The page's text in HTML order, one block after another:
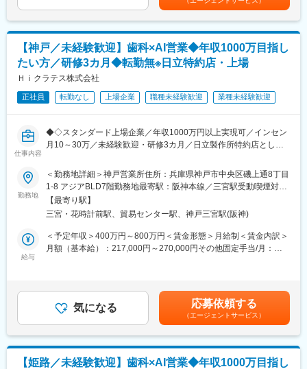
OJTで知識をつけていただき、早ければ2～3カ月、遅ければ半年
他、社風としても社員同士で助け合う風土がありますので業界未
経験であってもご安心ください。
■組織構成：
営業は4部門に分かれていますが、今回はクリティカルケア製品
（人工呼吸器、救急・麻酔関連製品等）及び病院設備関連製品
（手術用無影灯、手術台等）、もしくは脳神経外科製品（電気メ
ス、圧可変式シャントバルブ等）の担当となります。
■同社の魅力
【幅広い商品群】
開発、販売の歴史を持つ人工呼吸器のみならず、急性期領域、在
品群を持ちます。
【日系×世界展開の医療機器企業】
日本における最先端医療機器の輸入商社として国内トップシェア
の製品を持ち、海外グループ会社による世界規模(アメリカ、フラ
献性が高く、安定している医療業界かつ日本の歴史あるグローバ
ル企業という非常に珍しい同社にて力を存分に発揮して頂きたい
社グループメーカーによる製品開発・製造にも積極的に取り組ん
でいるほか、現場の声を生かしたOEMブランド「tkbシリーズ」も
展開しています。
変更の範囲：会社の定める業務
定手当を含めた表記です。
【神戸／未経験歓迎】歯科×AI営業◆年収1000万目指し
たい方／研修3カ月◆転勤無※日立特約店・上場
Ｈｉクラテス株式会社
正社員 転勤なし 上場企業 職種未経験歓迎 業種未経験歓迎
仕事内容
◆◇スタンダード上場企業／年収1000万円以上実現可／インセン
月10～30万／未経験歓迎・研修3カ月／日立製作所特約店として
倒的に稼ぎたい方へ◆◇
■業務内容
医療×AIソリューション営業
・顧客の業務効率を高めるシステム提案（BtoB営業）
・システムの操作説明、サポート、新規システムの導入提案
・顧客からの依頼・要望等のヒアリング
案営業を行います。
会社の方針として「サポートなくして販売なし」を掲げており、
営業がアフターフォローまで深く関与します。
す。
勤務地
＜勤務地詳細＞神戸営業所住所：兵庫県神戸市中央区磯上通8丁目
1-8 アジアBLD7階勤務地最寄駅：阪神本線／三宮駅受動喫煙対
策：屋内全面禁煙変更の範囲：会社の定める事業所
【最寄り駅】
三宮・花時計前駅、貿易センター駅、神戸三宮駅(阪神)
給与
＜予定年収＞400万円～800万円＜賃金形態＞月給制＜賃金内訳＞
月額（基本給）：217,000円～270,000円その他固定手当/月：
業手当＞有＜給与補足＞※上記年収条件はあくまで目安であり、ス
キルによってはこれ以上に上がる可能性があります。■昇給：1ヶ
月あたり5,000円／月（過去実績）■賞与：年3回、60万円～450万
円（過去実績）賃金はあくまでも目安の金額であり、選考を通じ
て上下する可能性があります。月給(月額)は固定手当を含めた表記
です。
気になる 応募依頼する
（エージェントサービス）
【姫路／未経験歓迎】歯科×AI営業◆年収1000万目指し